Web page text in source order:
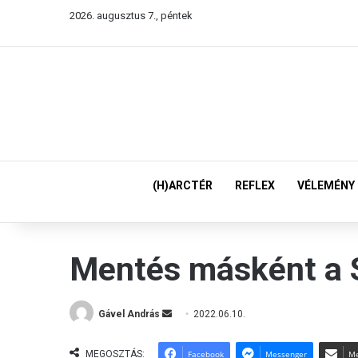
2026. augusztus 7., péntek
(H)ARCTÉR REFLEX VÉLEMÉNY
Mentés másként a
Gável András
n
2022.06.10.
MEGOSZTÁS: Facebook Messenger